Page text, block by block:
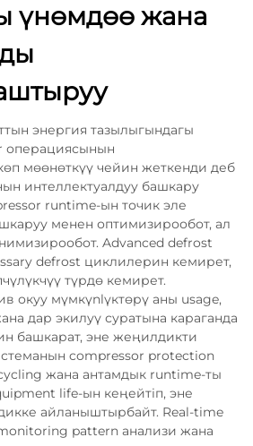
үнөмдөө жана
энергия тазылыгындагы
операциясынын
мөөнөткүү чейин жеткенди деб
интеллектуалдуу башкару
runtime-ын точик эле
менен оптимизирообот, ал
Advanced defrost
defrost циклилерин кемирет,
түрдө кемирет.
окуу мүмкүnlүктөрү аны usage,
дар экилуү суратына караганда
башкарат, эне жеңилдикти
compressor protection
жана антамдык runtime-ты
life-ын кеңейтіп, эне
айланыштырбайт. Real-time
pattern анализи жана